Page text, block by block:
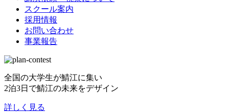
スクール案内
採用情報
お問い合わせ
事業報告
全国の大学生が鯖江に集い
2泊3日で鯖江の未来をデザイン
詳しく見る